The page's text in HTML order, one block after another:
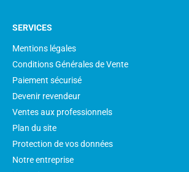
SERVICES
Mentions légales
Conditions Générales de Vente
Paiement sécurisé
Devenir revendeur
Ventes aux professionnels
Plan du site
Protection de vos données
Notre entreprise